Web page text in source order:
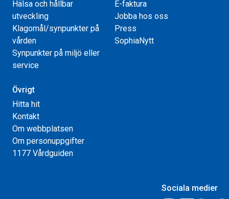
Hälsa och hållbar
utveckling
Klagomål/synpunkter på
vården
Synpunkter på miljö eller
service
E-faktura
Jobba hos oss
Press
SophiaNytt
Övrigt
Hitta hit
Kontakt
Om webbplatsen
Om personuppgifter
1177 Vårdguiden
Sociala medier